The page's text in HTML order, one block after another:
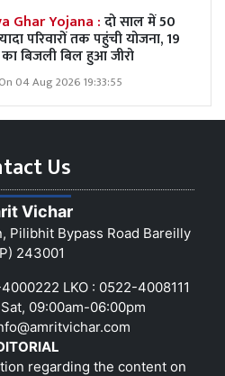
Ghar Yojana :दो साल में 50
परिवारों तक पहुंची योजना, 19
बिजली बिल हुआ जीरो
04 Aug 2026 19:33:55
Us
Vichar
Pilibhit Bypass Road Bareilly
243001
LKO : 0522-4008111
09:00am-06:00pm
regarding the content on